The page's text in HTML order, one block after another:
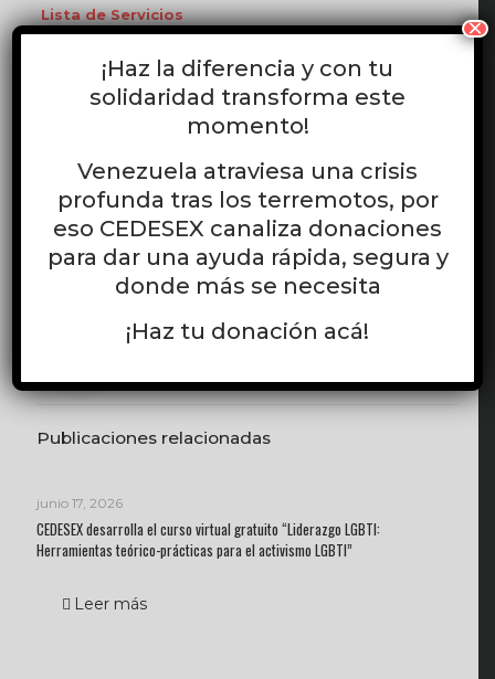
Lista de Servicios
Contacto Whatsapp Servicio SSR CEDESEX
Servicio de Atención Integral en Salud Sexual y
accesible para el ejercicio de tus derechos sexuales y
reproductivos.
Compartir
Equipo CEDESEX
Publicaciones relacionadas
junio 17, 2026
CEDESEX desarrolla el curso virtual gratuito “Liderazgo LGBTI:
Herramientas teórico-prácticas para el activismo LGBTI”
Leer más
¡Haz la diferencia y con tu
solidaridad transforma este
momento!
Venezuela atraviesa una crisis
profunda tras los terremotos, por
eso CEDESEX canaliza donaciones
para dar una ayuda rápida, segura y
donde más se necesita
¡Haz tu donación acá!
×